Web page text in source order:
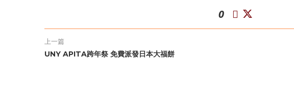
0
上一篇
UNY APITA跨年祭 免費派發日本大福餅